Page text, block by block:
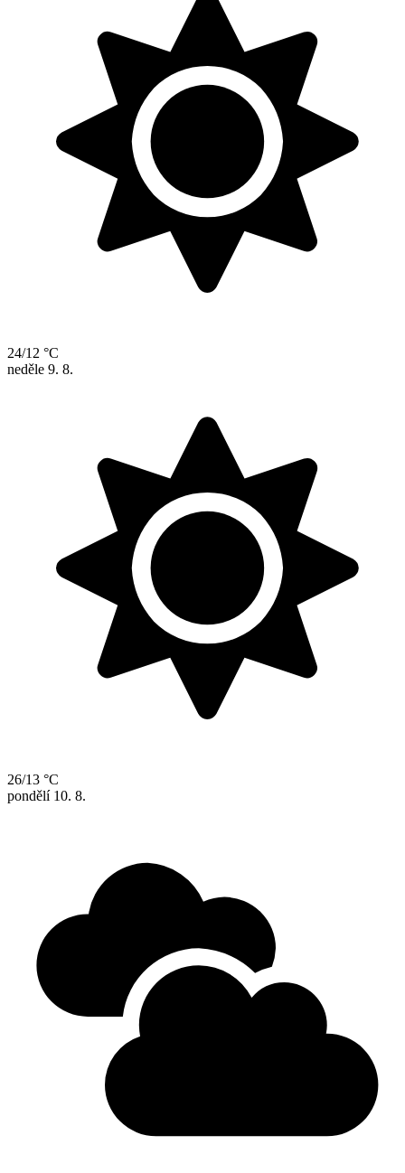
24/12 °C
neděle 9. 8.
26/13 °C
pondělí 10. 8.